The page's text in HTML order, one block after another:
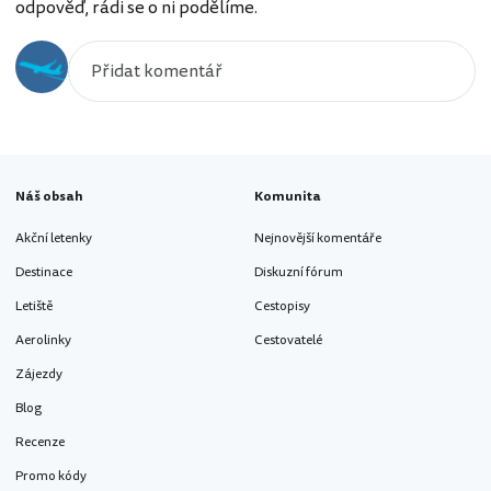
odpověď, rádi se o ni podělíme.
Náš obsah
Akční letenky
Destinace
Letiště
Aerolinky
Zájezdy
Blog
Recenze
Promo kódy
Komunita
Nejnovější komentáře
Diskuzní fórum
Cestopisy
Cestovatelé